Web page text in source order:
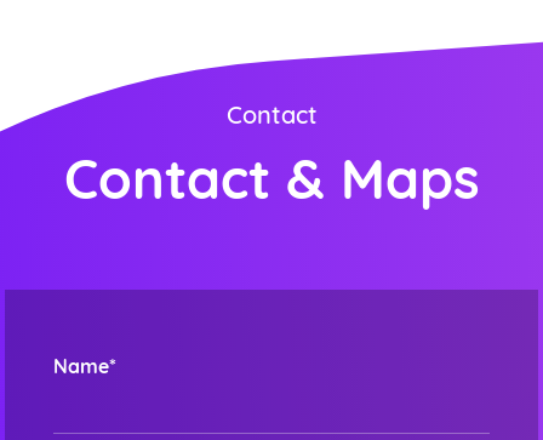
Contact
Contact & Maps
Name*